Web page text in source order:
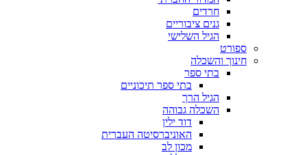
חרדים
גנים ציבוריים
הגיל השלישי
ספורט
חינוך והשכלה
בתי ספר
בתי ספר תיכוניים
הגיל הרך
השכלה גבוהה
דוד ילין
האוניברסיטה העברית
מכון לב